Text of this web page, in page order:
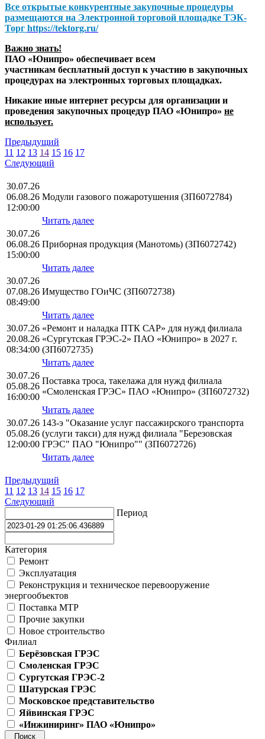
Все открытые конкурентные закупочные процедуры
размещаются на Электронной торговой площадке ТЭК-
Торг https://tektorg.ru/
Важно знать!
ПАО «Юнипро» обеспечивает всем
участникам бесплатный доступ к участию в закупочных
процедурах на электронных торговых площадках.
Никакие иные интернет ресурсы для организации и
проведения закупочных процедур ПАО «Юнипро» не
использует.
Предыдущий
11 12 13 14 15 16 17
Следующий
30.07.26
06.08.26
12:00:00
Модули газового пожаротушения (ЗП6072784)
Читать далее
30.07.26
06.08.26
15:00:00
Приборная продукция (Манотомь) (ЗП6072742)
Читать далее
30.07.26
07.08.26
08:49:00
Имущество ГОиЧС (ЗП6072738)
Читать далее
30.07.26
20.08.26
08:34:00
«Ремонт и наладка ПТК САР» для нужд филиала
«Сургутская ГРЭС-2» ПАО «Юнипро» в 2027 г.
(ЗП6072735)
Читать далее
30.07.26
05.08.26
16:00:00
Поставка троса, такелажа для нужд филиала
«Смоленская ГРЭС» ПАО «Юнипро» (ЗП6072732)
Читать далее
30.07.26
05.08.26
12:00:00
143-э "Оказание услуг пассажирского транспорта
(услуги такси) для нужд филиала "Березовская
ГРЭС" ПАО "Юнипро"" (ЗП6072726)
Читать далее
Предыдущий
11 12 13 14 15 16 17
Следующий
Период
Категория
Ремонт
Эксплуатация
Реконструкция и техническое перевооружение
энергообъектов
Поставка МТР
Прочие закупки
Новое строительство
Филиал
Берёзовская ГРЭС
Смоленская ГРЭС
Сургутская ГРЭС-2
Шатурская ГРЭС
Московское представительство
Яйвинская ГРЭС
«Инжиниринг» ПАО «Юнипро»